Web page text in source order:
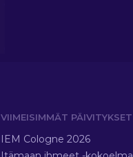
VIIMEISIMMÄT PÄIVITYKSET
IEM Cologne 2026